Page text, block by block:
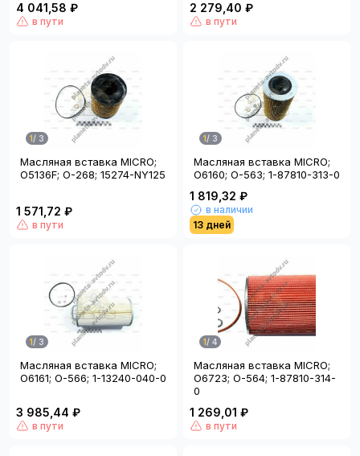
4 041,58 ₽
в пути
2 279,40 ₽
в пути
1/ 3
Масляная вставка MICRO;
O5136F; O-268; 15274-NY125
1 571,72 ₽
в пути
1/ 3
Масляная вставка MICRO;
O6160; O-563; 1-87810-313-0
1 819,32 ₽
в наличии
13 дней
1/ 3
Масляная вставка MICRO;
O6161; O-566; 1-13240-040-0
3 985,44 ₽
в пути
1/ 4
Масляная вставка MICRO;
O6723; O-564; 1-87810-314-
0
1 269,01 ₽
в пути